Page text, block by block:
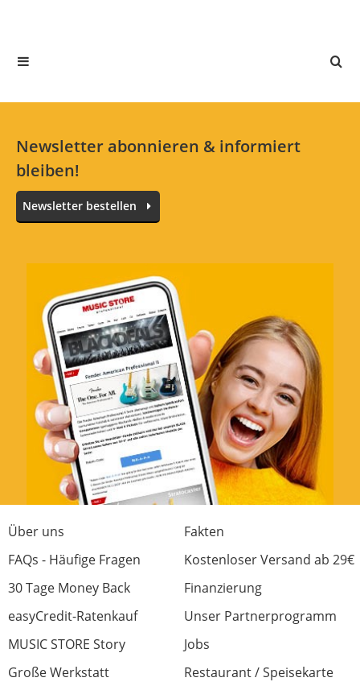
Newsletter abonnieren & informiert
bleiben!
Newsletter bestellen
Über uns
Fakten
FAQs - Häufige Fragen
Kostenloser Versand ab 29€
30 Tage Money Back
Finanzierung
easyCredit-Ratenkauf
Unser Partnerprogramm
MUSIC STORE Story
Jobs
Große Werkstatt
Restaurant / Speisekarte